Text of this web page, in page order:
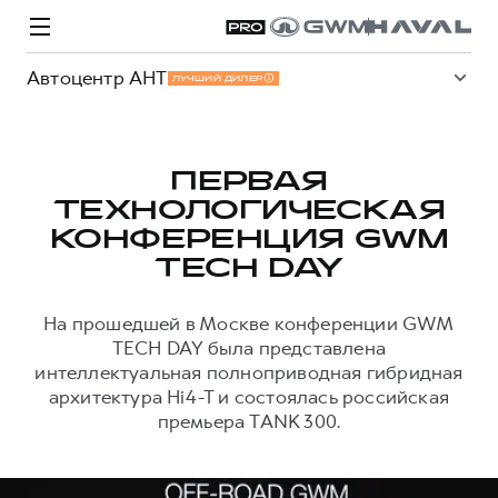
Автоцентр АНТ ЛУЧШИЙ ДИЛЕР
Модели
H5
Покупателям
Автомобили в наличии
Конфигуратор HAVAL
Аксессуары HAVAL
Владельцам
Все о сервисе
Запись на сервис
Моторное масло
Спецпредложения
Покупателям
Владельцам
О дилере
Новости
ИНФОРМАЦИЯ О ДИЛЕРЕ
ПЕРВАЯ
ТЕХНОЛОГИЧЕСКАЯ
КОНФЕРЕНЦИЯ GWM
TECH DAY
На прошедшей в Москве конференции GWM
TECH DAY была представлена
интеллектуальная полноприводная гибридная
архитектура Hi4-T и состоялась российская
премьера TANK 300.